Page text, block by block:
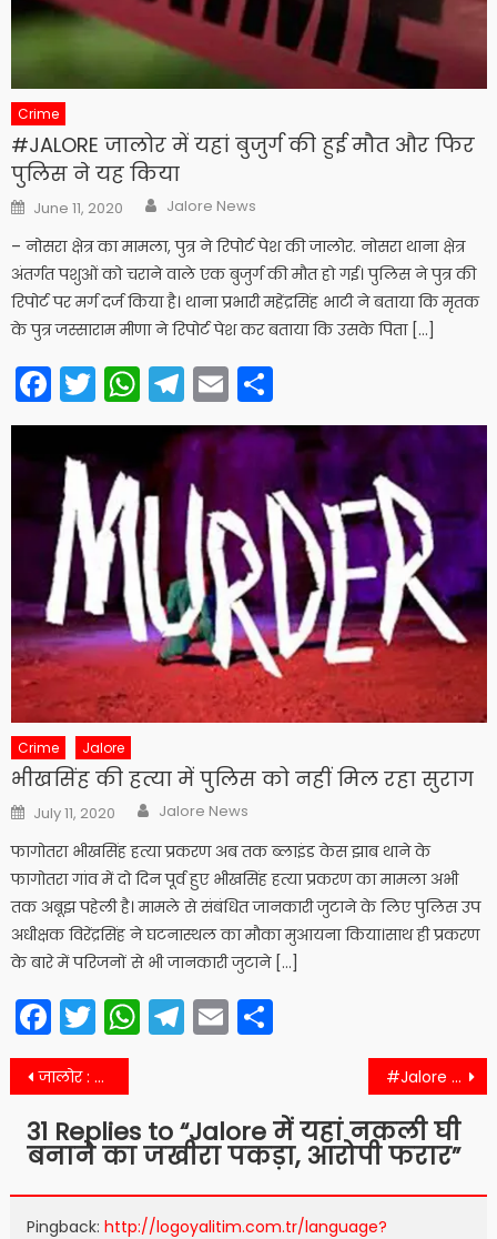
Crime
#JALORE जालोर में यहां बुजुर्ग की हुई मौत और फिर
पुलिस ने यह किया
Posted
on
June 11, 2020 Author
Jalore News
– नोसरा क्षेत्र का मामला, पुत्र ने रिपोर्ट पेश की जालोर. नोसरा थाना क्षेत्र
अंतर्गत पशुओं को चराने वाले एक बुजुर्ग की मौत हो गई। पुलिस ने पुत्र की
रिपोर्ट पर मर्ग दर्ज किया है। थाना प्रभारी महेंद्रसिंह भाटी ने बताया कि मृतक
के पुत्र जस्साराम मीणा ने रिपोर्ट पेश कर बताया कि उसके पिता […]
Facebook
Twitter
WhatsApp
Telegram
Email
Crime Jalore
भीखसिंह की हत्या में पुलिस को नहीं मिल रहा सुराग
Posted
on
July 11, 2020 Author
Jalore News
फागोतरा भीखसिंह हत्या प्रकरण अब तक ब्लाइंड केस झाब थाने के
फागोतरा गांव में दो दिन पूर्व हुए भीखसिंह हत्या प्रकरण का मामला अभी
तक अबूझ पहेली है। मामले से संबंधित जानकारी जुटाने के लिए पुलिस उप
अधीक्षक विरेंद्रसिंह ने घटनास्थल का मौका मुआयना किया।साथ ही प्रकरण
के बारे में परिजनों से भी जानकारी जुटाने […]
Facebook
Twitter
WhatsApp
Telegram
Email
Post
navigation
जालोर : दो जगह बजरी खनन पर कार्रवाई, पकड़े ट्रैक्टर व लोडर #Jalore जालोर जिले की सीमाएं सील
31 Replies to “Jalore में यहां नकली घी
बनाने का जखीरा पकड़ा, आरोपी फरार”
Pingback: http://logoyalitim.com.tr/language?